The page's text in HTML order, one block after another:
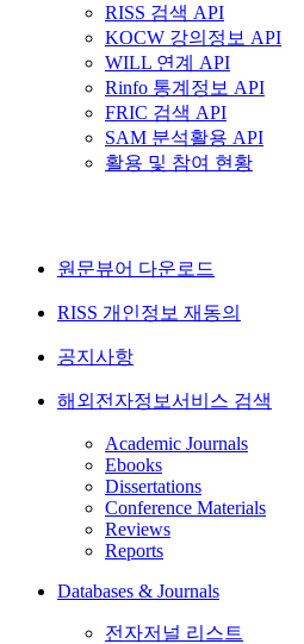
RISS 검색 API
KOCW 강의정보 API
WILL 연계 API
Rinfo 통계정보 API
FRIC 검색 API
SAM 분석활용 API
활용 및 참여 현황
원문뷰어 다운로드
RISS 개인정보 재동의
공지사항
해외전자정보서비스 검색
Academic Journals
Ebooks
Dissertations
Conference Materials
Reviews
Reports
Databases & Journals
전자저널 리스트